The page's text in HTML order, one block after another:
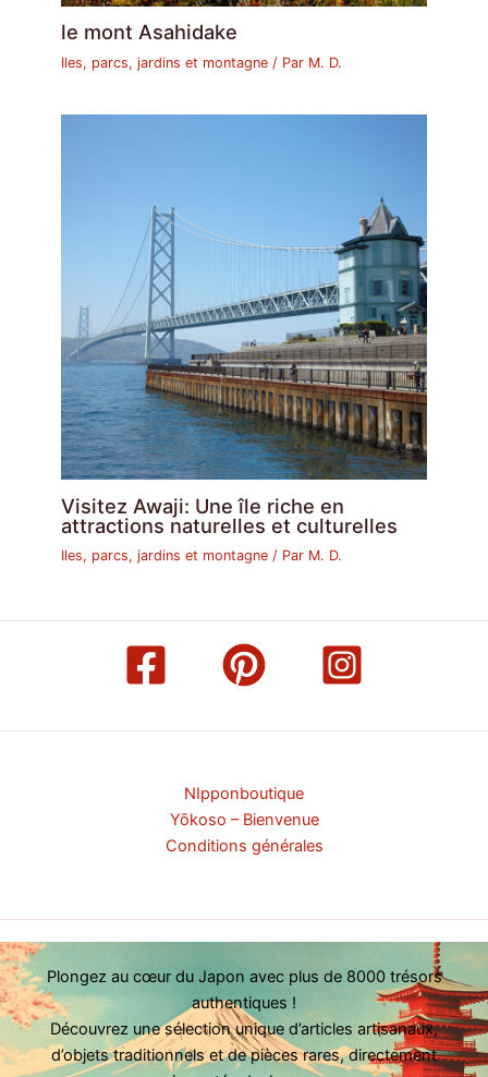
le mont Asahidake
Iles, parcs, jardins et montagne / Par M. D.
Visitez Awaji: Une île riche en
attractions naturelles et culturelles
Iles, parcs, jardins et montagne / Par M. D.
NIpponboutique
Yōkoso – Bienvenue
Conditions générales
Plongez au cœur du Japon avec plus de 8000 trésors
authentiques !
Découvrez une sélection unique d’articles artisanaux,
d’objets traditionnels et de pièces rares, directement